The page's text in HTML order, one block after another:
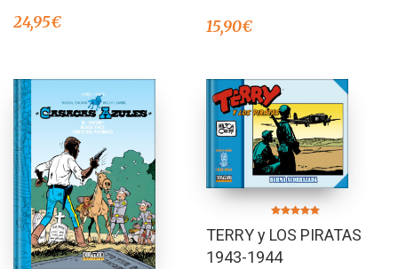
24,95€ 15,90€
5.00
de 5
TERRY y LOS PIRATAS
1943-1944